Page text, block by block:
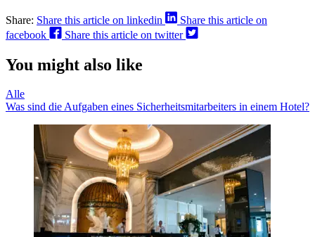
Share: Share this article on linkedin
Share this article on
facebook
Share this article on twitter
You might also like
Alle
Was sind die Aufgaben eines Sicherheitsmitarbeiters in einem Hotel?